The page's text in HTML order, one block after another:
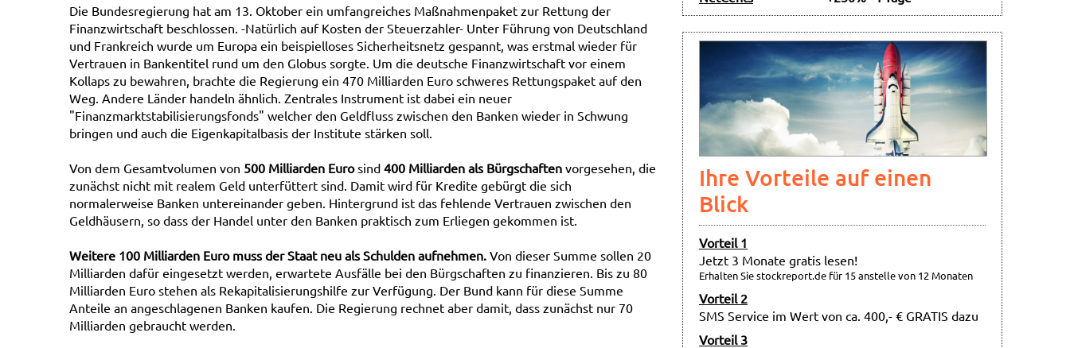
Die Bundesregierung hat am 13. Oktober ein umfangreiches Maßnahmenpaket zur Rettung der
Finanzwirtschaft beschlossen. -Natürlich auf Kosten der Steuerzahler- Unter Führung von Deutschland
und Frankreich wurde um Europa ein beispielloses Sicherheitsnetz gespannt, was erstmal wieder für
Vertrauen in Bankentitel rund um den Globus sorgte. Um die deutsche Finanzwirtschaft vor einem
Kollaps zu bewahren, brachte die Regierung ein 470 Milliarden Euro schweres Rettungspaket auf den
Weg. Andere Länder handeln ähnlich. Zentrales Instrument ist dabei ein neuer
"Finanzmarktstabilisierungsfonds" welcher den Geldfluss zwischen den Banken wieder in Schwung
bringen und auch die Eigenkapitalbasis der Institute stärken soll.
Von dem Gesamtvolumen von 500 Milliarden Eurosind 400 Milliarden als Bürgschaften vorgesehen, die
zunächst nicht mit realem Geld unterfüttert sind. Damit wird für Kredite gebürgt die sich
normalerweise Banken untereinander geben. Hintergrund ist das fehlende Vertrauen zwischen den
Geldhäusern, so dass der Handel unter den Banken praktisch zum Erliegen gekommen ist.
Weitere 100 Milliarden Euro muss der Staat neu als Schulden aufnehmen. Von dieser Summe sollen 20
Milliarden dafür eingesetzt werden, erwartete Ausfälle bei den Bürgschaften zu finanzieren. Bis zu 80
Milliarden Euro stehen als Rekapitalisierungshilfe zur Verfügung. Der Bund kann für diese Summe
Anteile an angeschlagenen Banken kaufen. Die Regierung rechnet aber damit, dass zunächst nur 70
Milliarden gebraucht werden.
Ihre Vorteile auf einen
Blick
Vorteil 1
Jetzt 3 Monate gratis lesen!
Erhalten Sie stockreport.de für 15 anstelle von 12 Monaten
Vorteil 2
SMS Service im Wert von ca. 400,- € GRATIS dazu
Vorteil 3